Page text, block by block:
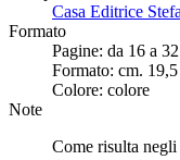
Casa Editrice
Formato
Pagine: da 16 a 32
Formato: cm.
Colore: colore
Note
Come risulta